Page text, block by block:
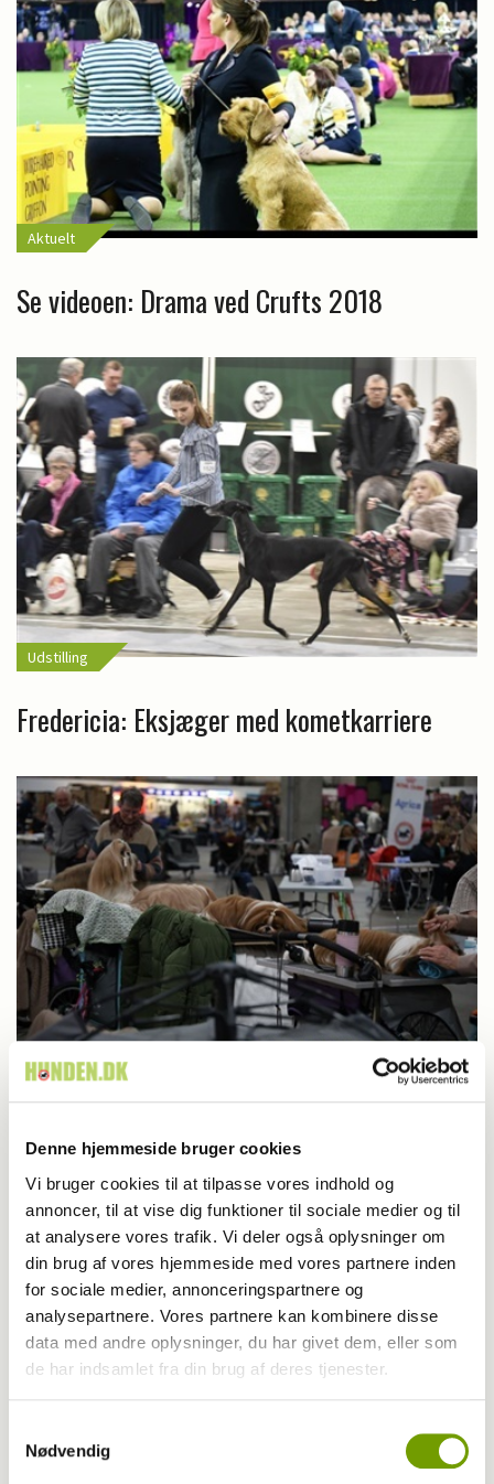
Denne hjemmeside bruger cookies
Vi bruger cookies til at tilpasse vores indhold og
annoncer, til at vise dig funktioner til sociale medier og til
at analysere vores trafik. Vi deler også oplysninger om
din brug af vores hjemmeside med vores partnere inden
for sociale medier, annonceringspartnere og
analysepartnere. Vores partnere kan kombinere disse
data med andre oplysninger, du har givet dem, eller som
de har indsamlet fra din brug af deres tjenester.
Nødvendig
Aktuelt
Se videoen: Drama ved Crufts 2018
Udstilling
Fredericia: Eksjæger med kometkarriere
Udstilling
Fredericia: Nye hunde er klar til dag to